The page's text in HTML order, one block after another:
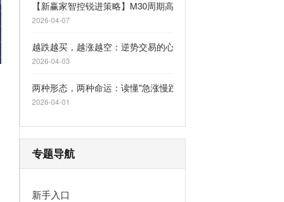
【新赢家智控锐进策略】M30周期高胜率一单一结，自适应行
2026-04-07
越跌越买，越涨越空：逆势交易的心理陷阱
2026-04-03
两种形态，两种命运：读懂"急涨慢跌"与"急跌慢涨"
2026-04-01
专题导航
新手入口